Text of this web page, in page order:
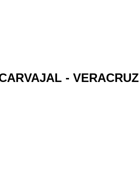
- VERACRUZ